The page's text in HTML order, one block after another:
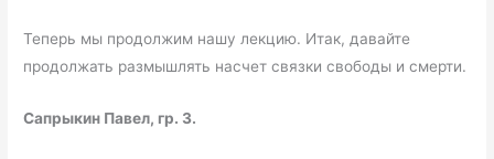
Теперь мы продолжим нашу лекцию. Итак, давайте
продолжать размышлять насчет связки свободы и смерти.
Сапрыкин Павел, гр. 3.